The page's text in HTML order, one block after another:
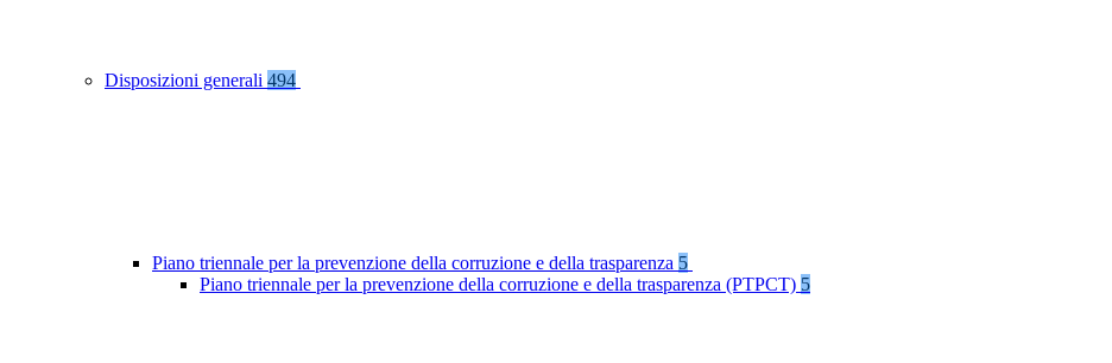
Disposizioni generali 494
Piano triennale per la prevenzione della corruzione e della trasparenza 5
Piano triennale per la prevenzione della corruzione e della trasparenza (PTPCT) 5